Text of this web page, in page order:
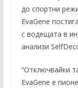
до спортни
EvaGene
с водещата в
анализи
“Отключвайки
EvaGene е